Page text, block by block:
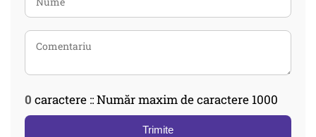
0 caractere :: Număr maxim de caractere 1000
Trimite